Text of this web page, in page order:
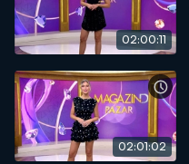
02:00:11
02:01:02